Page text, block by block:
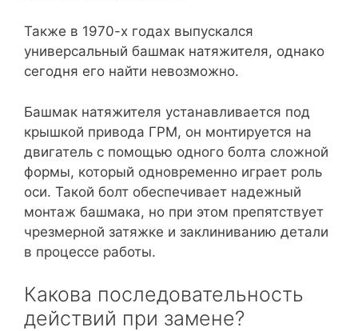
Также в 1970-х годах выпускался
универсальный башмак натяжителя, однако
сегодня его найти невозможно.
Башмак натяжителя устанавливается под
крышкой привода ГРМ, он монтируется на
двигатель с помощью одного болта сложной
формы, который одновременно играет роль
оси. Такой болт обеспечивает надежный
монтаж башмака, но при этом препятствует
чрезмерной затяжке и заклиниванию детали
в процессе работы.
Какова последовательность
действий при замене?